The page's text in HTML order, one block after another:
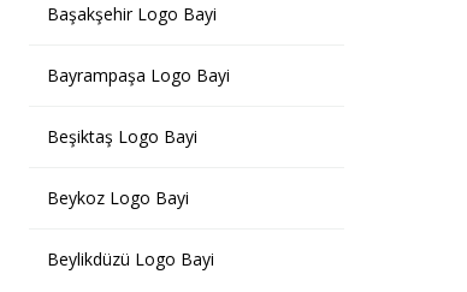
Başakşehir Logo Bayi
Bayrampaşa Logo Bayi
Beşiktaş Logo Bayi
Beykoz Logo Bayi
Beylikdüzü Logo Bayi